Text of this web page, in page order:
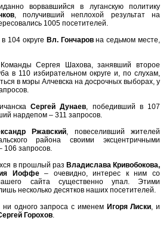
ворвавшийся в луганскую политику
, получивший неплохой результат на
1005 посетителей.
104 округе Вл. Гончаровна седьмом месте,
Сергея Шахова, занявший второе
в 110 избирательном округе и, по слухам,
в мэры Алчевска на досрочных выборах, у
Сергей Дунаев, победивший в 107
нардепом – 311 запросов.
Ржавский, повеселивший жителей
района своими эксцентричными
106 запросов.
в прошлый раз Владислава Кривобокова,
Иоффе– очевидно, интерес к ним со
сайта существенно упал. Этими
несколько десятков наших посетителей.
одного запроса с именем Игоря Лиски, и
Горохов.